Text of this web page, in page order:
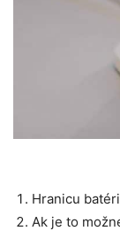
Hranicu
Ak je to